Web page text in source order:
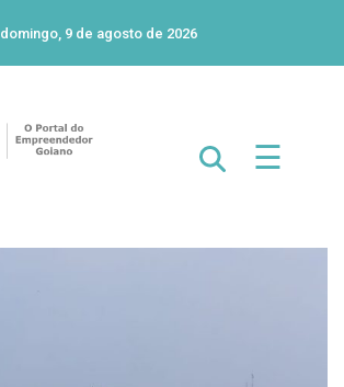
domingo, 9 de agosto de 2026
☰